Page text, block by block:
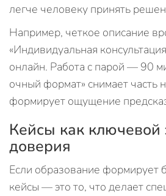
легче человеку принять
Например, четкое описание
«Индивидуальная
онлайн. Работа с парой — 90
очный формат» снимает часть
формирует ощущение
Кейсы как ключевой
доверия
Если образование формирует
кейсы — это то, что делает